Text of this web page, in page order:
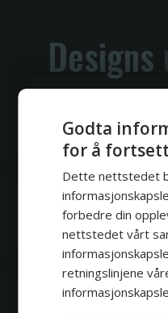
Designs
Godta
for å
Dette nettstedet
forbedre din
nettstedet vårt
retningslinjene